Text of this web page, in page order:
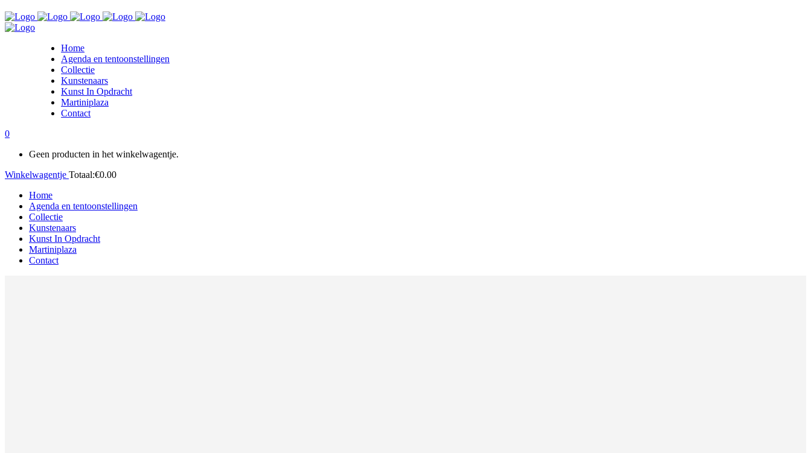
Home
Agenda en tentoonstellingen
Collectie
Kunstenaars
Kunst In Opdracht
Martiniplaza
Contact
0
Geen producten in het winkelwagentje.
Winkelwagentje Totaal:€0.00
Home
Agenda en tentoonstellingen
Collectie
Kunstenaars
Kunst In Opdracht
Martiniplaza
Contact